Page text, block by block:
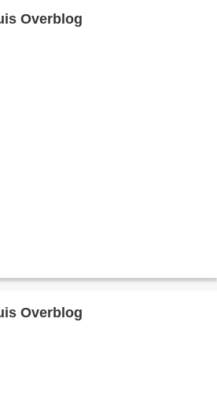
Article publié depuis Overblog
Article publié depuis Overblog